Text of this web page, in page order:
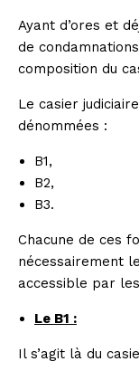
Ayant d’ores et
de
composition du
Le casier
dénommées :
B1,
B2,
B3.
Chacune de ces
nécessairement
accessible par
Le B1 :
Il s’agit là du